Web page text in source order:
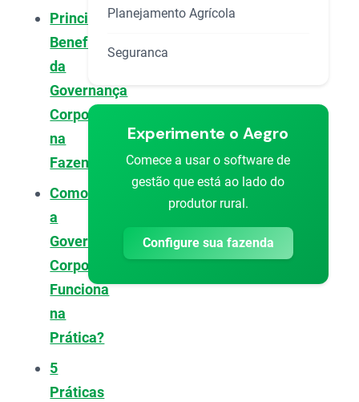
Principais
Benefícios
da
Governança
Corporativa
na
Fazenda
Como
a
Governança
Corporativa
Funciona
na
Prática?
5
Práticas
Planejamento Agrícola
Seguranca
Experimente o Aegro
Comece a usar o software de
gestão que está ao lado do
produtor rural.
Configure sua fazenda